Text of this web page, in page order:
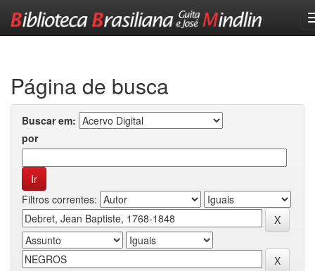
Página de busca
Buscar em:
por
Filtros correntes: